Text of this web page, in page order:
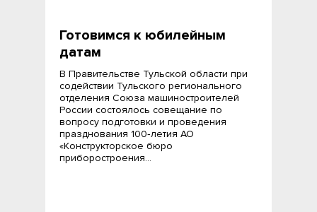
Готовимся к юбилейным
датам
В Правительстве Тульской области при
содействии Тульского регионального
отделения Союза машиностроителей
России состоялось совещание по
вопросу подготовки и проведения
празднования 100‑летия АО
«Конструкторское бюро
приборостроения…